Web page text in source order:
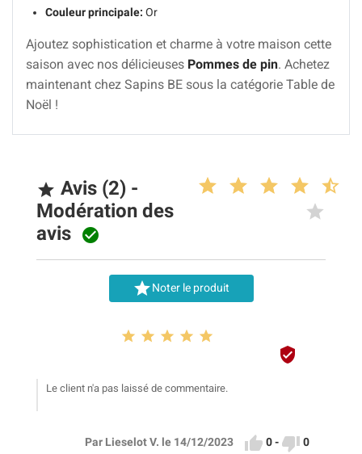
Couleur principale: Or
Ajoutez sophistication et charme à votre maison cette
saison avec nos délicieuses Pommes de pin. Achetez
maintenant chez Sapins BE sous la catégorie Table de
Noël !
 Avis (2) -
Modération des
avis 
Noter le produit
    

Le client n'a pas laissé de commentaire.
Par Lieselot V. le 14/12/2023  0-  0